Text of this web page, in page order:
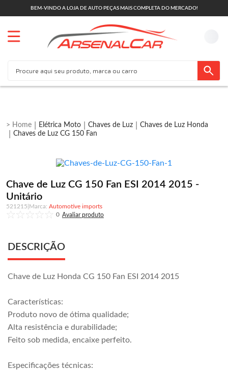
BEM-VINDO A LOJA DE AUTO PEÇAS MAIS COMPLETA DO MERCADO!
Elétrica Moto Chaves de Luz
Chaves de Luz Honda
Chaves de Luz CG 150 Fan
Chave de Luz CG 150 Fan ESI 2014 2015 -
Unitário
521215
Automotive imports
0
DESCRIÇÃO
Chave de Luz Honda CG 150 Fan ESI 2014 2015
Características:
Produto novo de ótima qualidade;
Alta resistência e durabilidade;
Feito sob medida, encaixe perfeito.
Especificações técnicas: